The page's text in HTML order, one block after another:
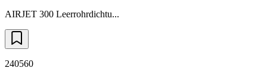
AIRJET 300 Leerrohrdichtu...
240560